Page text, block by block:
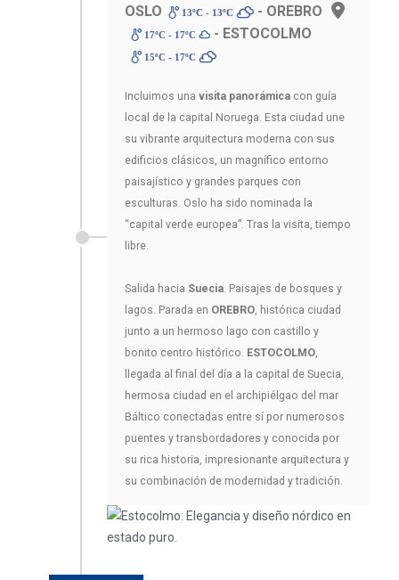
OSLO 13ºC - 13ºC - OREBRO
17ºC - 17ºC - ESTOCOLMO
15ºC - 17ºC
Incluimos una visita panorámica con guía
local de la capital Noruega. Esta ciudad une
su vibrante arquitectura moderna con sus
edificios clásicos, un magnífico entorno
paisajístico y grandes parques con
esculturas. Oslo ha sido nominada la
“capital verde europea”. Tras la visita, tiempo
libre.
Salida hacia Suecia. Paisajes de bosques y
lagos. Parada en OREBRO, histórica ciudad
junto a un hermoso lago con castillo y
bonito centro histórico. ESTOCOLMO,
llegada al final del día a la capital de Suecia,
hermosa ciudad en el archipiélgao del mar
Báltico conectadas entre sí por numerosos
puentes y transbordadores y conocida por
su rica historia, impresionante arquitectura y
su combinación de modernidad y tradición.